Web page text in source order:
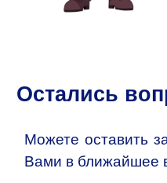
Остались
Можете оставить
Вами в ближайшее